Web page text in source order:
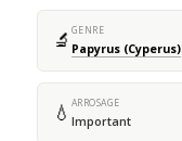
🔬 GENRE
Papyrus (Cyperus)
💧 ARROSAGE
Important